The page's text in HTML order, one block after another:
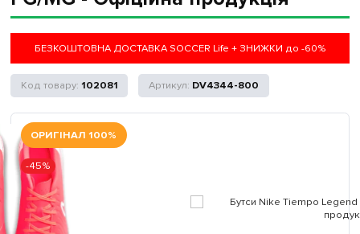
БЕЗКОШТОВНА ДОСТАВКА SOCCER Life + ЗНИЖКИ до -60%
102081 DV4344-800
ОРИГІНАЛ 100%
-45%